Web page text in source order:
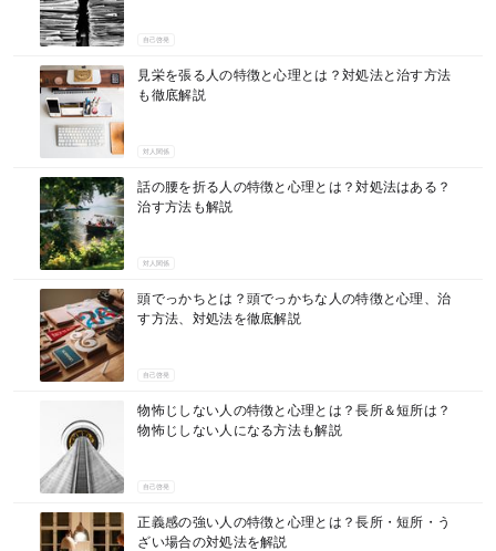
自己啓発
見栄を張る人の特徴と心理とは？対処法と治す方法
も徹底解説
対人関係
話の腰を折る人の特徴と心理とは？対処法はある？
治す方法も解説
対人関係
頭でっかちとは？頭でっかちな人の特徴と心理、治
す方法、対処法を徹底解説
自己啓発
物怖じしない人の特徴と心理とは？長所＆短所は？
物怖じしない人になる方法も解説
自己啓発
正義感の強い人の特徴と心理とは？長所・短所・う
ざい場合の対処法を解説